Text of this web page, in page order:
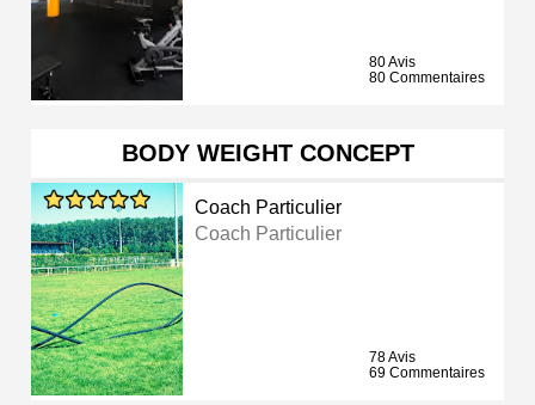
80 Avis
80 Commentaires
BODY WEIGHT CONCEPT
Coach Particulier
Coach Particulier
78 Avis
69 Commentaires